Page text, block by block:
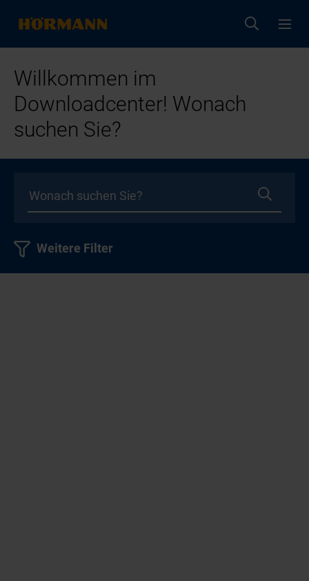
Willkommen im
Downloadcenter! Wonach
suchen Sie?
Weitere Filter